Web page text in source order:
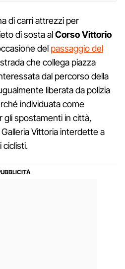
di carri attrezzi per
di sosta alCorso Vittorio
del passaggio del
che collega piazza
dal percorso della
liberata da polizia
individuata come
gli spostamenti in città,
Vittoria interdette a
ciclisti.